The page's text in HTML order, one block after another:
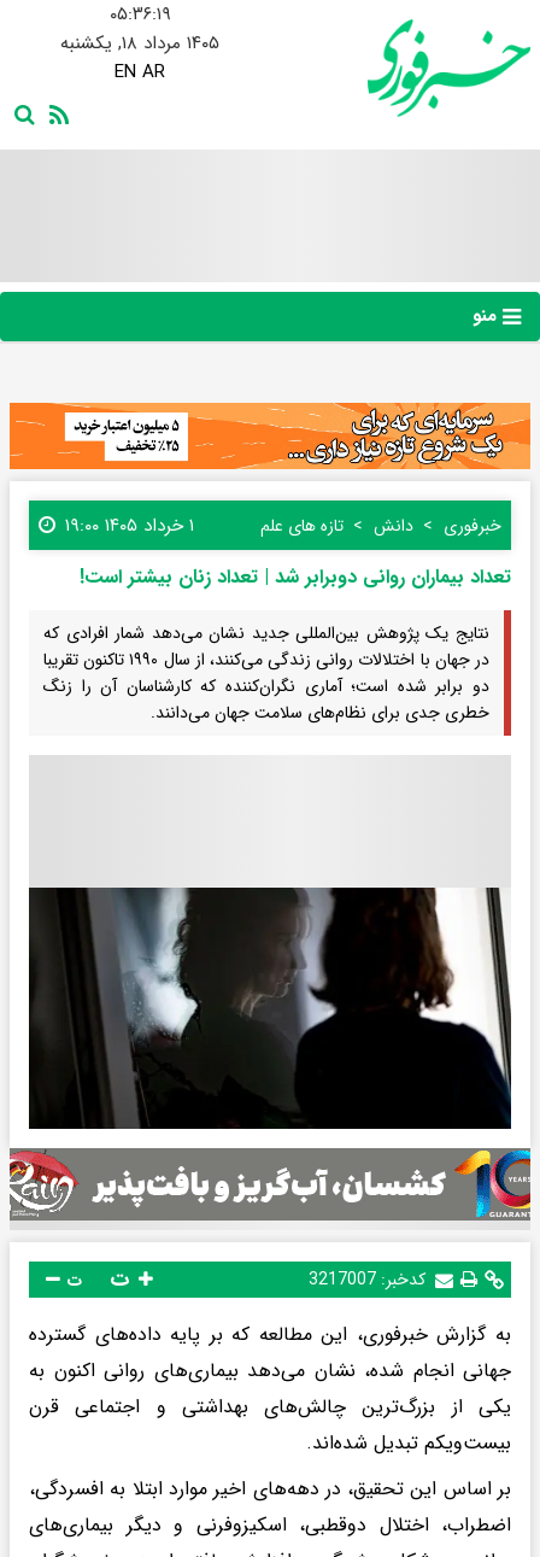
۰۵:۳۶:۱۹
۱۴۰۵ مرداد ۱۸, یکشنبه
EN AR
منو
خبرفوری دانش تازه های علم ۱ خرداد ۱۴۰۵ ۱۹:۰۰
تعداد بیماران روانی دوبرابر شد | تعداد زنان بیشتر است!
نتایج یک پژوهش بین‌المللی جدید نشان می‌دهد شمار افرادی که
در جهان با اختلالات روانی زندگی می‌کنند، از سال ۱۹۹۰ تاکنون تقریبا
دو برابر شده است؛ آماری نگران‌کننده که کارشناسان آن را زنگ
خطری جدی برای نظام‌های سلامت جهان می‌دانند.
کدخبر: 3217007 ت
به گزارش خبرفوری، این مطالعه که بر پایه داده‌های گسترده
جهانی انجام شده، نشان می‌دهد بیماری‌های روانی اکنون به
یکی از بزرگ‌ترین چالش‌های بهداشتی و اجتماعی قرن
بیست‌ویکم تبدیل شده‌اند.
بر اساس این تحقیق، در دهه‌های اخیر موارد ابتلا به افسردگی،
اضطراب، اختلال دوقطبی، اسکیزوفرنی و دیگر بیماری‌های